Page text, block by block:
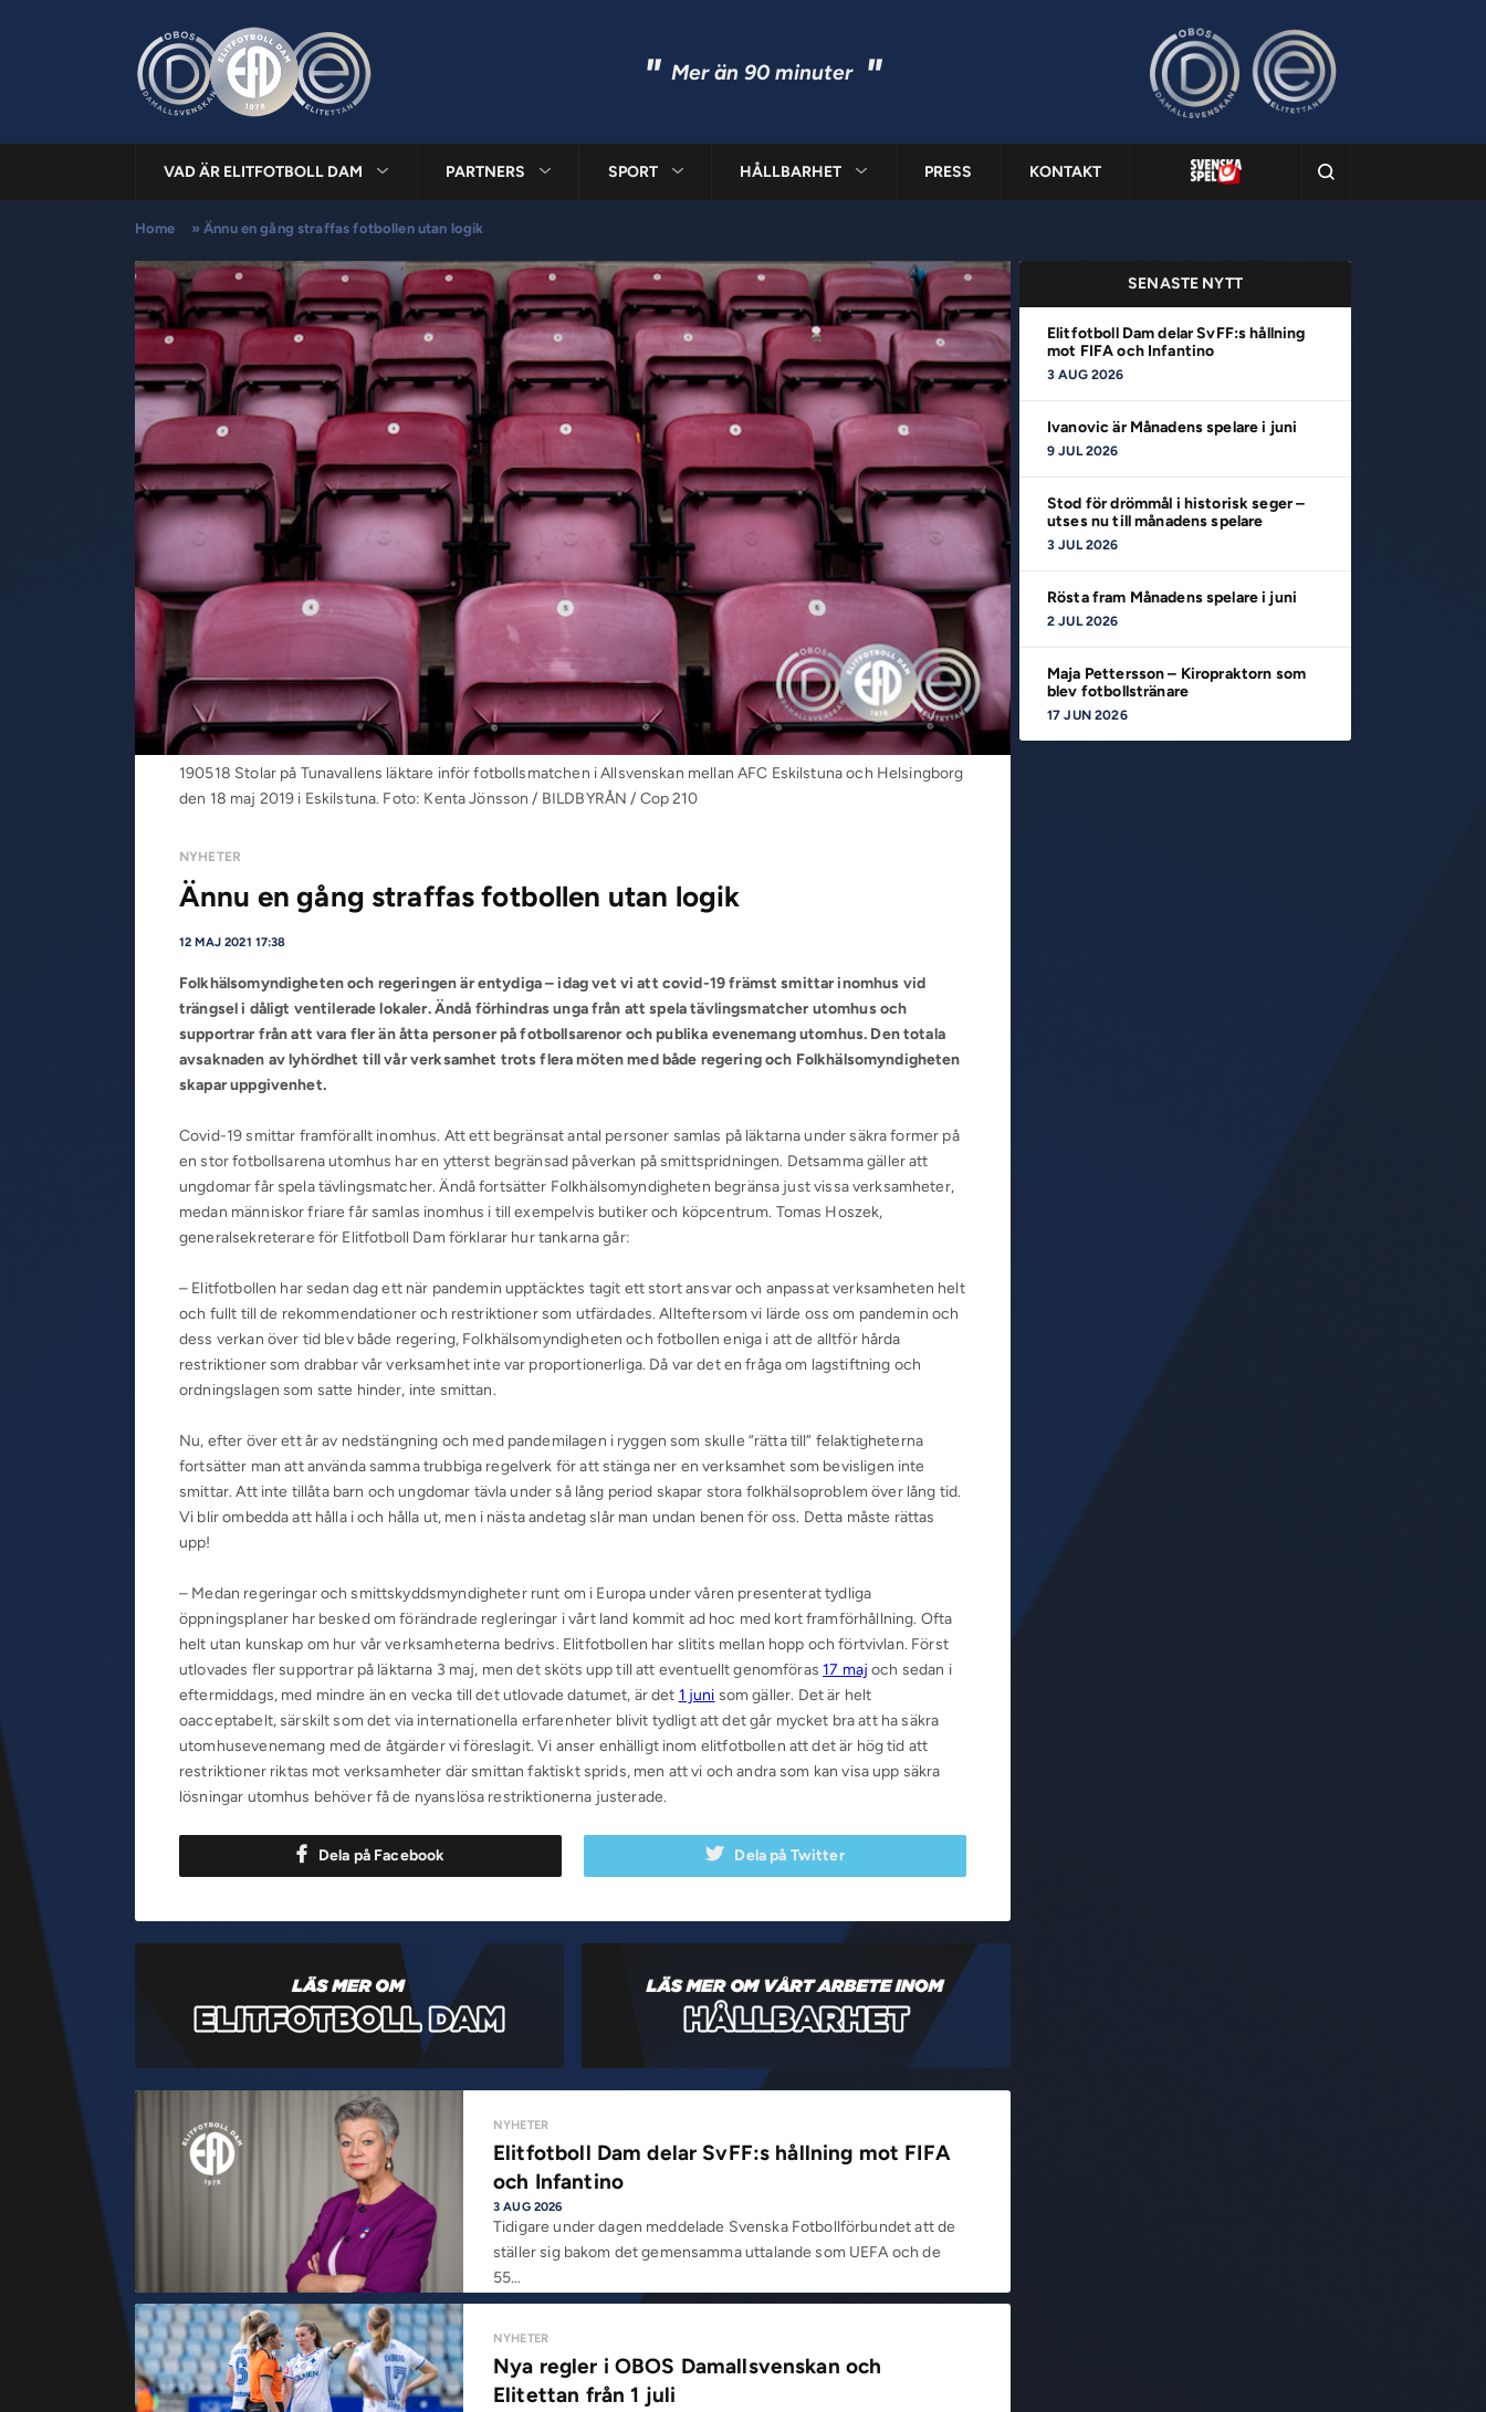
" Mer än 90 minuter "
VAD ÄR ELITFOTBOLL DAM PARTNERS SPORT HÅLLBARHET PRESS KONTAKT
Home »Ännu en gång straffas fotbollen utan logik
190518 Stolar på Tunavallens läktare inför fotbollsmatchen i Allsvenskan mellan AFC Eskilstuna och Helsingborg
den 18 maj 2019 i Eskilstuna. Foto: Kenta Jönsson / BILDBYRÅN / Cop 210
NYHETER
Ännu en gång straffas fotbollen utan logik
12 MAJ 2021 17:38
Folkhälsomyndigheten och regeringen är entydiga – idag vet vi att covid-19 främst smittar inomhus vid
trängsel i dåligt ventilerade lokaler. Ändå förhindras unga från att spela tävlingsmatcher utomhus och
supportrar från att vara fler än åtta personer på fotbollsarenor och publika evenemang utomhus. Den totala
avsaknaden av lyhördhet till vår verksamhet trots flera möten med både regering och Folkhälsomyndigheten
skapar uppgivenhet.
Covid-19 smittar framförallt inomhus. Att ett begränsat antal personer samlas på läktarna under säkra former på
en stor fotbollsarena utomhus har en ytterst begränsad påverkan på smittspridningen. Detsamma gäller att
ungdomar får spela tävlingsmatcher. Ändå fortsätter Folkhälsomyndigheten begränsa just vissa verksamheter,
medan människor friare får samlas inomhus i till exempelvis butiker och köpcentrum. Tomas Hoszek,
generalsekreterare för Elitfotboll Dam förklarar hur tankarna går:
– Elitfotbollen har sedan dag ett när pandemin upptäcktes tagit ett stort ansvar och anpassat verksamheten helt
och fullt till de rekommendationer och restriktioner som utfärdades. Allteftersom vi lärde oss om pandemin och
dess verkan över tid blev både regering, Folkhälsomyndigheten och fotbollen eniga i att de alltför hårda
restriktioner som drabbar vår verksamhet inte var proportionerliga. Då var det en fråga om lagstiftning och
ordningslagen som satte hinder, inte smittan.
Nu, efter över ett år av nedstängning och med pandemilagen i ryggen som skulle ”rätta till” felaktigheterna
fortsätter man att använda samma trubbiga regelverk för att stänga ner en verksamhet som bevisligen inte
smittar. Att inte tillåta barn och ungdomar tävla under så lång period skapar stora folkhälsoproblem över lång tid.
Vi blir ombedda att hålla i och hålla ut, men i nästa andetag slår man undan benen för oss. Detta måste rättas
upp!
– Medan regeringar och smittskyddsmyndigheter runt om i Europa under våren presenterat tydliga
öppningsplaner har besked om förändrade regleringar i vårt land kommit ad hoc med kort framförhållning. Ofta
helt utan kunskap om hur vår verksamheterna bedrivs. Elitfotbollen har slitits mellan hopp och förtvivlan. Först
utlovades fler supportrar på läktarna 3 maj, men det sköts upp till att eventuellt genomföras17 maj och sedan i
eftermiddags, med mindre än en vecka till det utlovade datumet, är det 1 juni som gäller. Det är helt
oacceptabelt, särskilt som det via internationella erfarenheter blivit tydligt att det går mycket bra att ha säkra
utomhusevenemang med de åtgärder vi föreslagit. Vi anser enhälligt inom elitfotbollen att det är hög tid att
restriktioner riktas mot verksamheter där smittan faktiskt sprids, men att vi och andra som kan visa upp säkra
lösningar utomhus behöver få de nyanslösa restriktionerna justerade.
Dela på Facebook Dela på Twitter
SENASTE NYTT
Elitfotboll Dam delar SvFF:s hållning
mot FIFA och Infantino
3 AUG 2026
Ivanovic är Månadens spelare i juni
9 JUL 2026
Stod för drömmål i historisk seger –
utses nu till månadens spelare
3 JUL 2026
Rösta fram Månadens spelare i juni
2 JUL 2026
Maja Pettersson – Kiropraktorn som
blev fotbollstränare
17 JUN 2026
NYHETER
Elitfotboll Dam delar SvFF:s hållning mot FIFA
och Infantino
3 AUG 2026
Tidigare under dagen meddelade Svenska Fotbollförbundet att de
ställer sig bakom det gemensamma uttalande som UEFA och de
55…
NYHETER
Nya regler i OBOS Damallsvenskan och
Elitettan från 1 juli